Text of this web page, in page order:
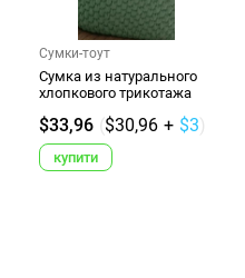
Сумки-тоут
Сумка из натурального
хлопкового трикотажа
$33,96 ($30,96 + $3)
купити